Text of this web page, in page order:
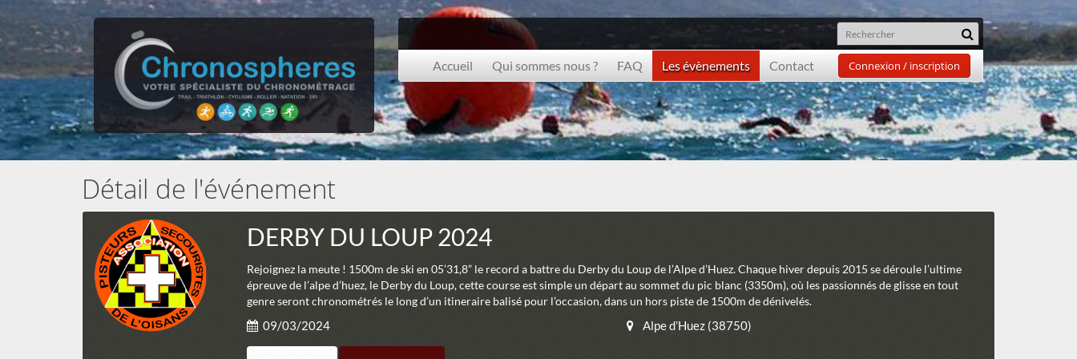
Accueil Qui sommes nous ? FAQ Les évènements Contact Connexion / inscription
Détail de l'événement
DERBY DU LOUP 2024
Rejoignez la meute ! 1500m de ski en 05’31,8” le record a battre du Derby du Loup de l’Alpe d’Huez. Chaque hiver depuis 2015 se déroule l’ultime
épreuve de l’alpe d’huez, le Derby du Loup, cette course est simple un départ au sommet du pic blanc (3350m), où les passionnés de glisse en tout
genre seront chronométrés le long d’un itineraire balisé pour l’occasion, dans un hors piste de 1500m de dénivelés.
09/03/2024 Alpe d’Huez (38750)